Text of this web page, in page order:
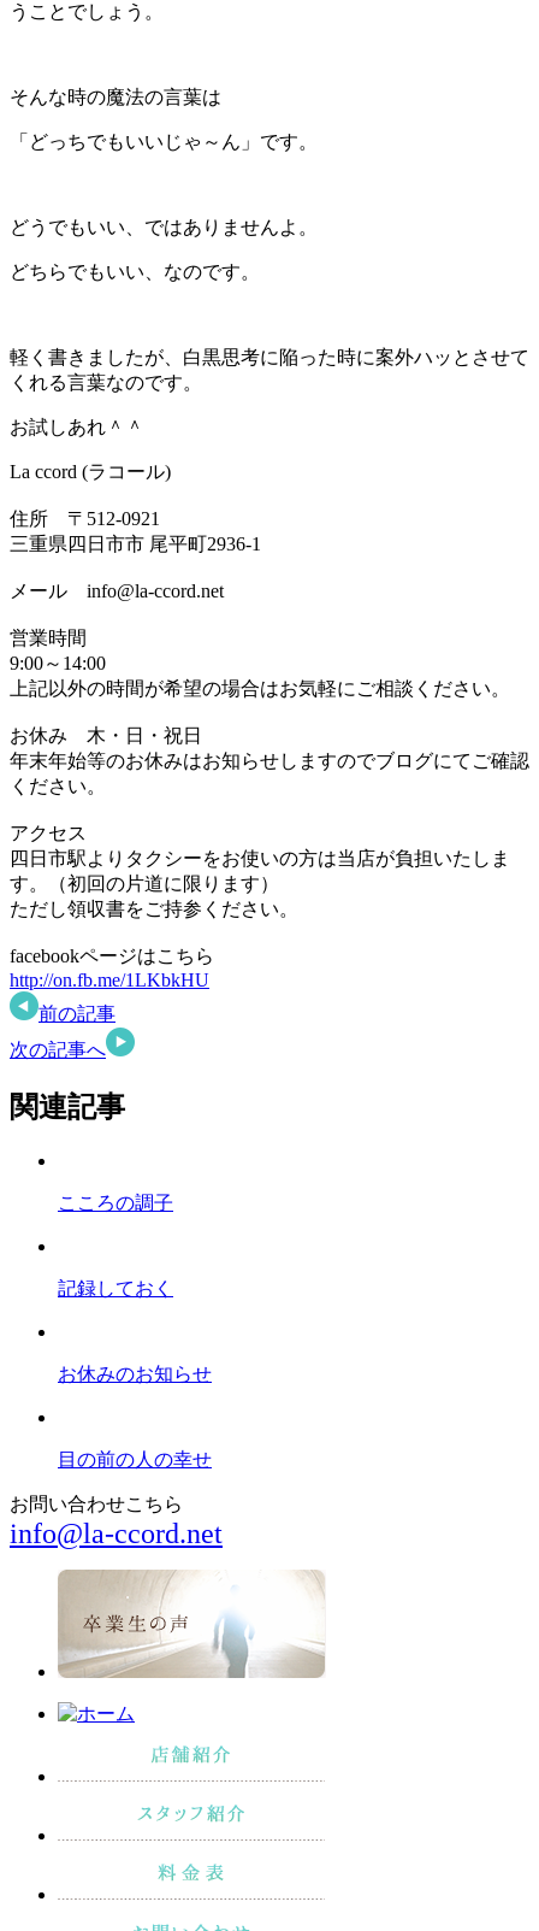
うことでしょう。
そんな時の魔法の言葉は
「どっちでもいいじゃ～ん」です。
どうでもいい、ではありませんよ。
どちらでもいい、なのです。
軽く書きましたが、白黒思考に陥った時に案外ハッとさせて
くれる言葉なのです。
お試しあれ＾＾
La ccord (ラコール)
住所 〒512-0921
三重県四日市市 尾平町2936-1
メール info@la-ccord.net
営業時間
9:00～14:00
上記以外の時間が希望の場合はお気軽にご相談ください。
お休み 木・日・祝日
年末年始等のお休みはお知らせしますのでブログにてご確認
ください。
アクセス
四日市駅よりタクシーをお使いの方は当店が負担いたしま
す。（初回の片道に限ります）
ただし領収書をご持参ください。
facebookページはこちら
http://on.fb.me/1LKbkHU
前の記事
次の記事へ
関連記事
こころの調子
記録しておく
お休みのお知らせ
目の前の人の幸せ
お問い合わせこちら
info@la-ccord.net